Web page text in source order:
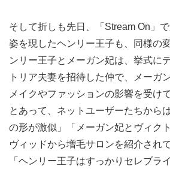
そして折しも先日、「Stream On」
姿を現したヘンリー王子も、同様の
ンリー王子とメーガン妃は、挙式に
トリア夫妻を招待した仲で、メーガ
メイクやファッションの影響を受け
とあって、ネットユーザーたちから
の形が激似」「メーガン妃とヴィク
ヴィッドから増毛サロンを紹介され
「ヘンリー王子はすっかりセレブラ